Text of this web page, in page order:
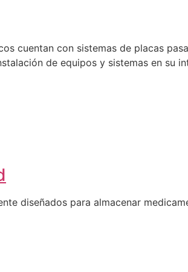
cuentan con sistemas de placas
de equipos y sistemas en su
diseñados para almacenar